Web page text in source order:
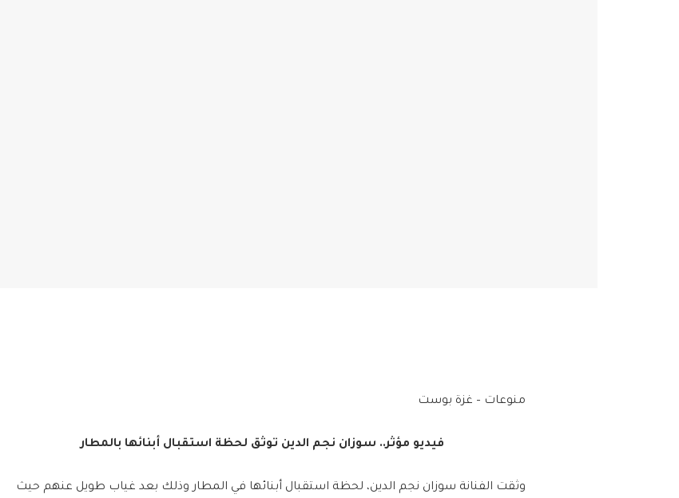
منوعات – غزة بوست
فيديو مؤثر.. سوزان نجم الدين توثق لحظة استقبال أبنائها بالمطار
وثقت الفنانة سوزان نجم الدين، لحظة استقبال أبنائها في المطار وذلك بعد غياب طويل عنهم حيث